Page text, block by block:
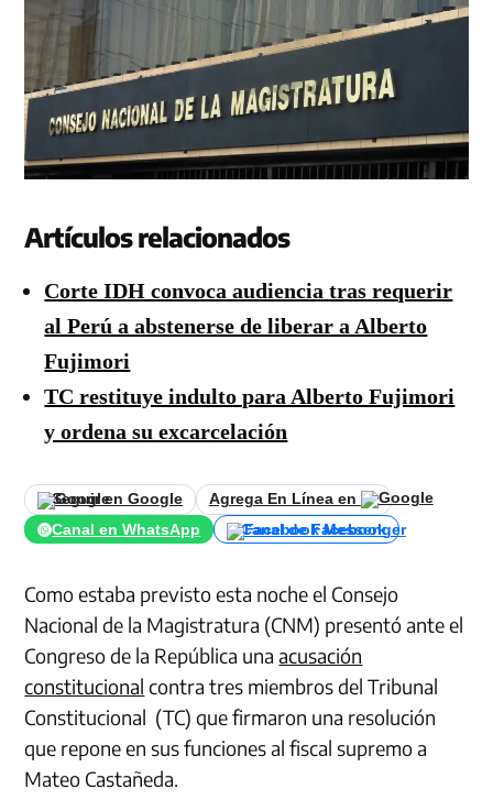
Artículos relacionados
Corte IDH convoca audiencia tras requerir
al Perú a abstenerse de liberar a Alberto
Fujimori
TC restituye indulto para Alberto Fujimori
y ordena su excarcelación
Seguir en Google
Agrega En Línea en
Canal en WhatsApp
Canal de Facebook
Como estaba previsto esta noche el Consejo
Nacional de la Magistratura (CNM) presentó ante el
Congreso de la República unaacusación
constitucional contra tres miembros del Tribunal
Constitucional (TC) que firmaron una resolución
que repone en sus funciones al fiscal supremo a
Mateo Castañeda.